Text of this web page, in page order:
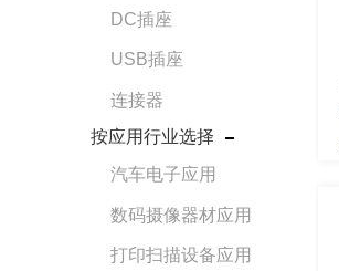
DC插座
USB插座
连接器
按应用行业选择
汽车电子应用
数码摄像器材应用
打印扫描设备应用